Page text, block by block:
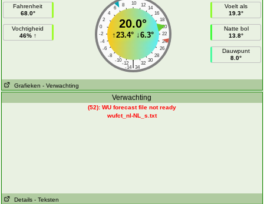
Fahrenheit
68.0°
Vochtigheid
46% ↑
10
8 12
6
14
4
16
2
18
0
20
-2
22
-4
24
-6
26
-8
28
-10
30
-12 32
|
-14 34
20.0°
↑23.4° ↓6.3°
Voelt als
19.3°
Natte bol
13.8°
Dauwpunt
8.0°
Grafieken - Verwachting
Verwachting
(52): WU forecast file not ready
wufct_nl-NL_s.txt
Details - Teksten